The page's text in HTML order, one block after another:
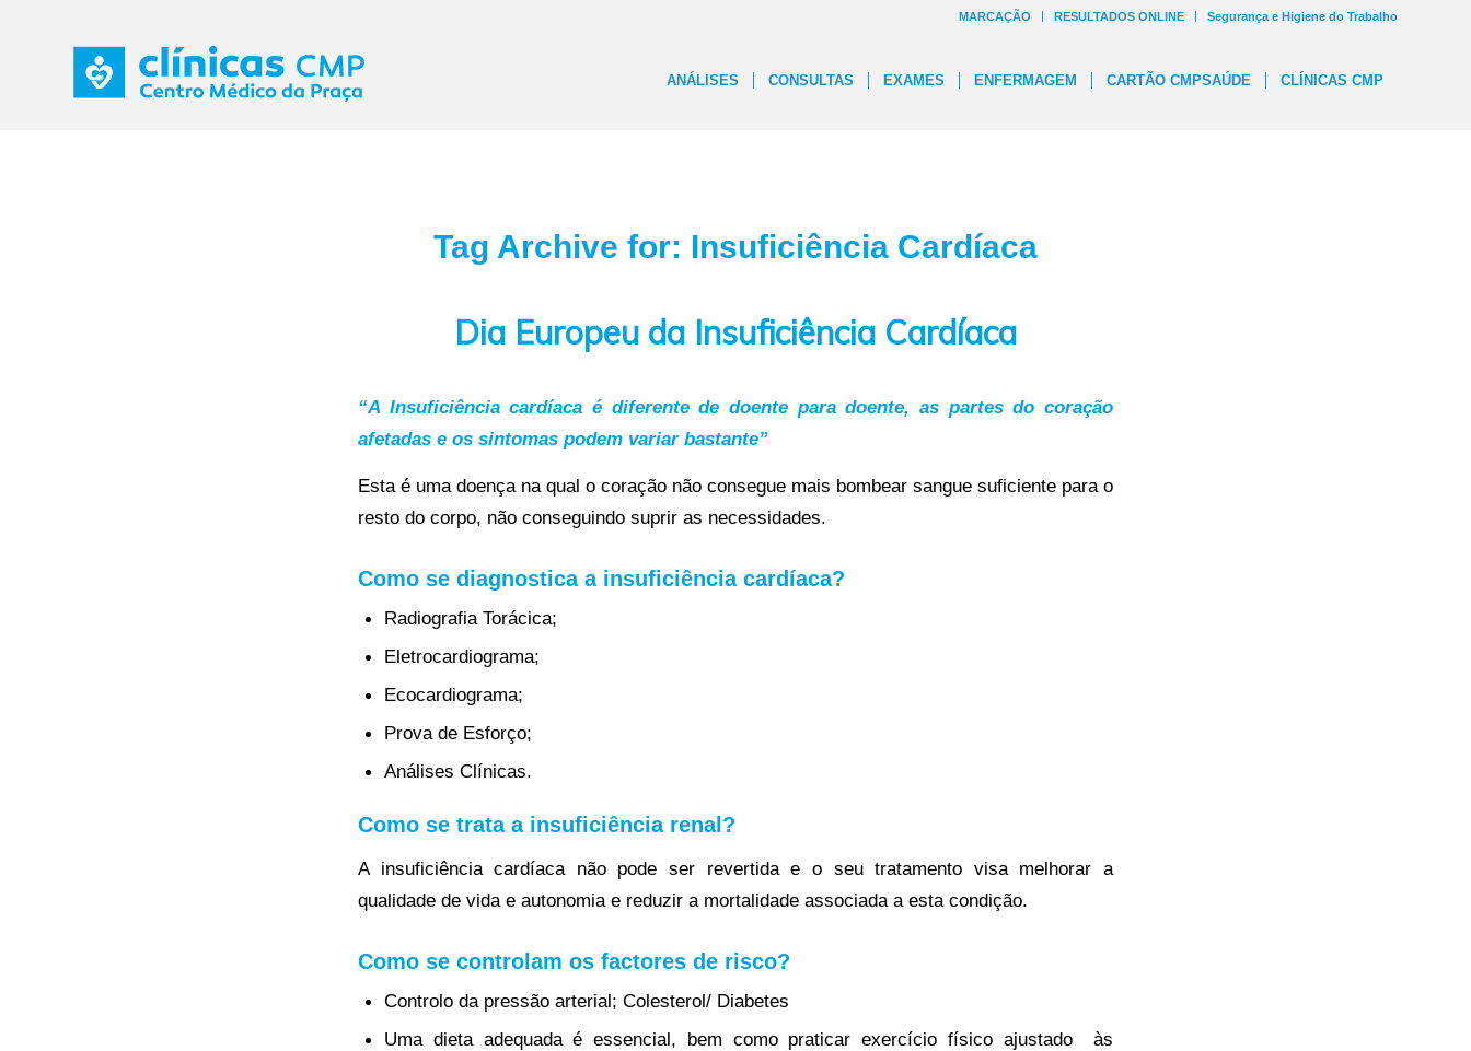
MARCAÇÃO RESULTADOS ONLINE Segurança e Higiene do Trabalho
ANÁLISES CONSULTAS EXAMES ENFERMAGEM CARTÃO CMPSAÚDE CLÍNICAS CMP
Tag Archive for: Insuficiência Cardíaca
Dia Europeu da Insuficiência Cardíaca
“A Insuficiência cardíaca é diferente de doente para doente, as partes do coração
afetadas e os sintomas podem variar bastante”
Esta é uma doença na qual o coração não consegue mais bombear sangue suficiente para o
resto do corpo, não conseguindo suprir as necessidades.
Como se diagnostica a insuficiência cardíaca?
Radiografia Torácica;
Eletrocardiograma;
Ecocardiograma;
Prova de Esforço;
Análises Clínicas.
Como se trata a insuficiência renal?
A insuficiência cardíaca não pode ser revertida e o seu tratamento visa melhorar a
qualidade de vida e autonomia e reduzir a mortalidade associada a esta condição.
Como se controlam os factores de risco?
Controlo da pressão arterial; Colesterol/ Diabetes
Uma dieta adequada é essencial, bem como praticar exercício físico ajustado às